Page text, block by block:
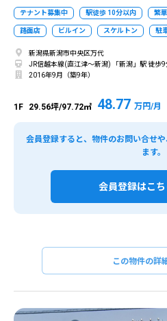
テナント募集中 駅徒歩 10分以内 繁
路面店 ビルイン スケルトン 駐
新潟県新潟市中央区万代
JR信越本線(直江津～新潟) 「新潟」駅 徒歩9
2016年9月（築9年）
1F 29.56坪/97.72㎡ 48.77 万円/月
会員登録すると、物件のお問い合せ
ます。
会員登録はこち
この物件の詳